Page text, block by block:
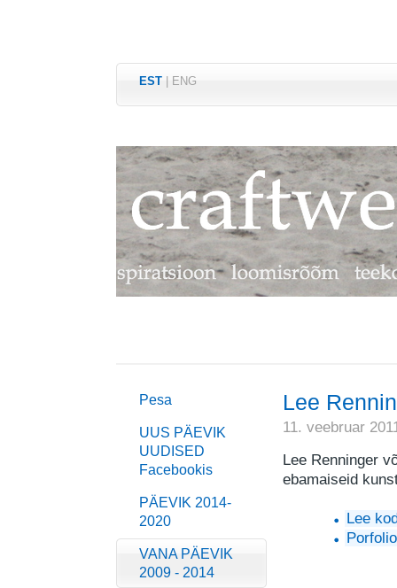
EST ENG
Pesa
UUS PÄEVIK
UUDISED
Facebookis
PÄEVIK 2014-
2020
VANA PÄEVIK
2009 - 2014
Lee
11. veebruar
Lee Renninger
ebamaiseid
Lee
Porfolio